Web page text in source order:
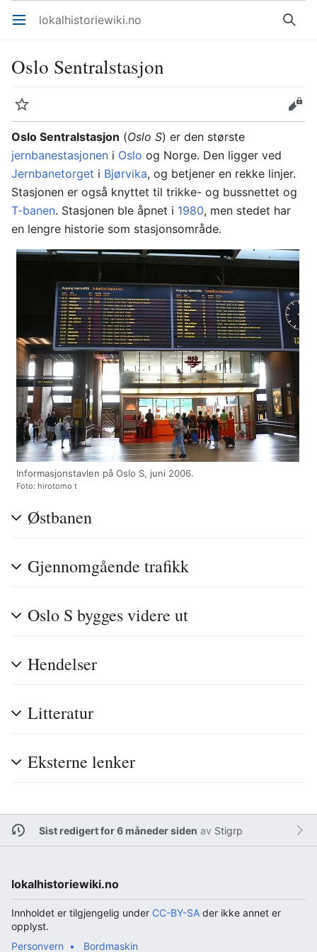
Åpne hovedmenyen lokalhistoriewiki.no Søk
Oslo Sentralstasjon
Overvåk
Rediger
Oslo Sentralstasjon (Oslo S) er den største
jernbanestasjonen i Oslo og Norge. Den ligger ved
Jernbanetorget i Bjørvika, og betjener en rekke linjer.
Stasjonen er også knyttet til trikke- og bussnettet og
T-banen. Stasjonen ble åpnet i 1980, men stedet har
en lengre historie som stasjonsområde.
Informasjonstavlen på Oslo S, juni 2006.
Foto: hirotomo t
Østbanen
Gjennomgående trafikk
Oslo S bygges videre ut
Hendelser
Litteratur
Eksterne lenker
Sist redigert for 6 måneder siden av Stigrp
lokalhistoriewiki.no
Innholdet er tilgjengelig under CC-BY-SA der ikke annet er
opplyst.
Personvern
Bordmaskin